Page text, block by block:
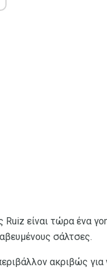
Ruiz είναι τώρα ένα
σάλτσες.
ακριβώς